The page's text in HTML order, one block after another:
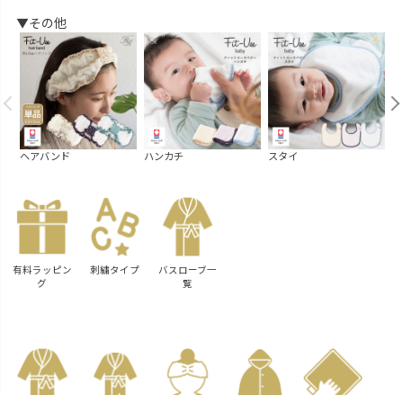
▼その他
ヘアバンド ハンカチ スタイ
有料ラッピン
グ
刺繍タイプ
バスローブ一
覧